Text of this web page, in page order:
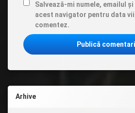
Salvează-mi numele, emailul
acest navigator pentru data
comentez.
Arhive